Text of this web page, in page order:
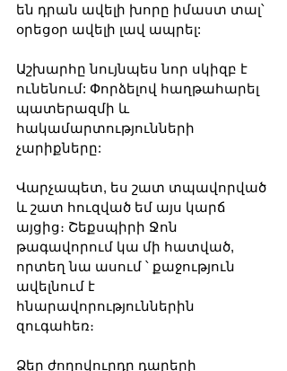
են դրան ավելի խորը իմաստ տալ՝
օրեցօր ավելի լավ ապրել:
Աշխարհը նույնպես նոր սկիզբ է
ունենում: Փորձելով հաղթահարել
պատերազմի և
հակամարտությունների
չարիքները:
Վարչապետ, ես շատ տպավորված
և շատ հուզված եմ այս կարճ
այցից։ Շեքսպիրի Ջոն
թագավորում կա մի հատված,
որտեղ նա ասում ՝ քաջություն
ավելնում է
հնարավորություններին
զուգահեռ։
Ձեր ժողովուրդը դարերի